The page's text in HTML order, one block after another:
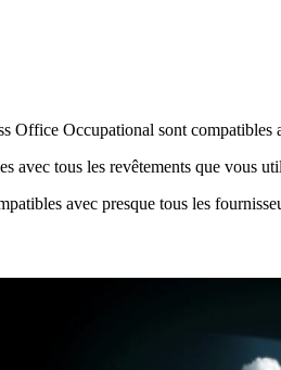
Office Occupational sont compatibles
avec tous les revêtements que vous
avec presque tous les